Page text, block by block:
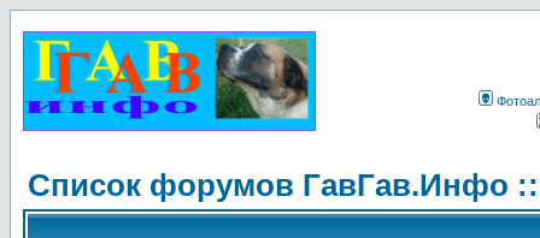
Список форумов ГавГав.Инфо